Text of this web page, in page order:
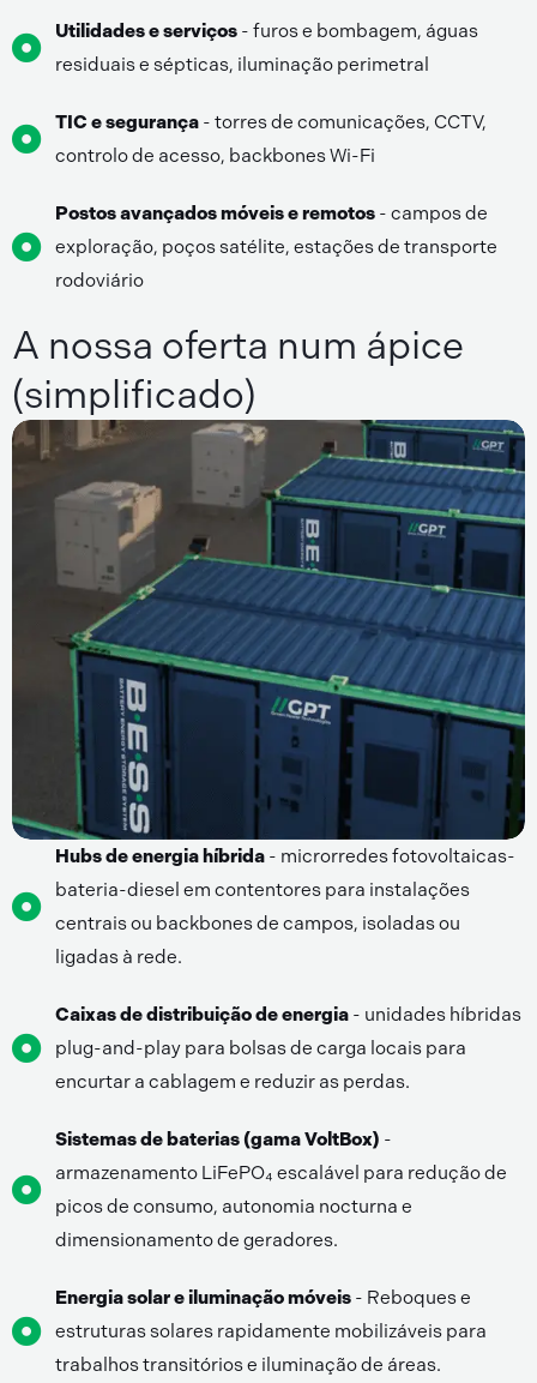
Utilidades e serviços - furos e bombagem, águas
residuais e sépticas, iluminação perimetral
TIC e segurança - torres de comunicações, CCTV,
controlo de acesso, backbones Wi-Fi
Postos avançados móveis e remotos - campos de
exploração, poços satélite, estações de transporte
rodoviário
A nossa oferta num ápice
(simplificado)
Hubs de energia híbrida - microrredes fotovoltaicas-
bateria-diesel em contentores para instalações
centrais ou backbones de campos, isoladas ou
ligadas à rede.
Caixas de distribuição de energia - unidades híbridas
plug-and-play para bolsas de carga locais para
encurtar a cablagem e reduzir as perdas.
Sistemas de baterias (gama VoltBox) -
armazenamento LiFePO₄ escalável para redução de
picos de consumo, autonomia nocturna e
dimensionamento de geradores.
Energia solar e iluminação móveis - Reboques e
estruturas solares rapidamente mobilizáveis para
trabalhos transitórios e iluminação de áreas.